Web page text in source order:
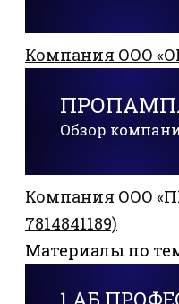
Компания ООО
Обзор
Компания ООО
7814841189)
Материалы по